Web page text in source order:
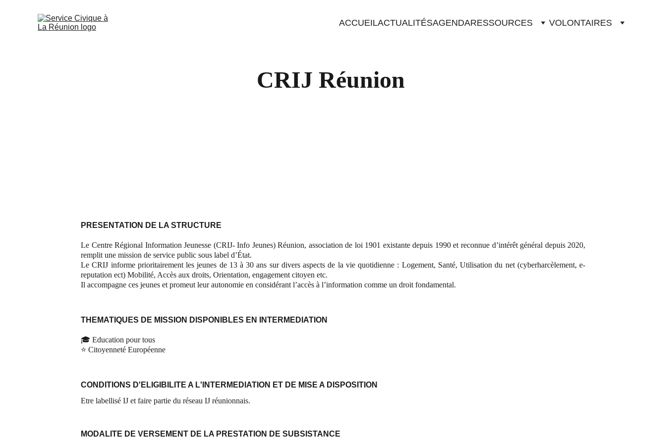
ACCUEILACTUALITÉSAGENDARESSOURCES VOLONTAIRES
CRIJ Réunion
PRESENTATION DE LA STRUCTURE
Le Centre Régional Information Jeunesse (CRIJ- Info Jeunes) Réunion, association de loi 1901 existante depuis 1990 et reconnue d’intérêt général depuis 2020,
remplit une mission de service public sous label d’État.
Le CRIJ informe prioritairement les jeunes de 13 à 30 ans sur divers aspects de la vie quotidienne : Logement, Santé, Utilisation du net (cyberharcèlement, e-
reputation ect) Mobilité, Accès aux droits, Orientation, engagement citoyen etc.
Il accompagne ces jeunes et promeut leur autonomie en considérant l’accès à l’information comme un droit fondamental.
THEMATIQUES DE MISSION DISPONIBLES EN INTERMEDIATION
🎓 Education pour tous
⭐ Citoyenneté Européenne
CONDITIONS D'ELIGIBILITE A L'INTERMEDIATION ET DE MISE A DISPOSITION
Etre labellisé IJ et faire partie du réseau IJ réunionnais.
MODALITE DE VERSEMENT DE LA PRESTATION DE SUBSISTANCE